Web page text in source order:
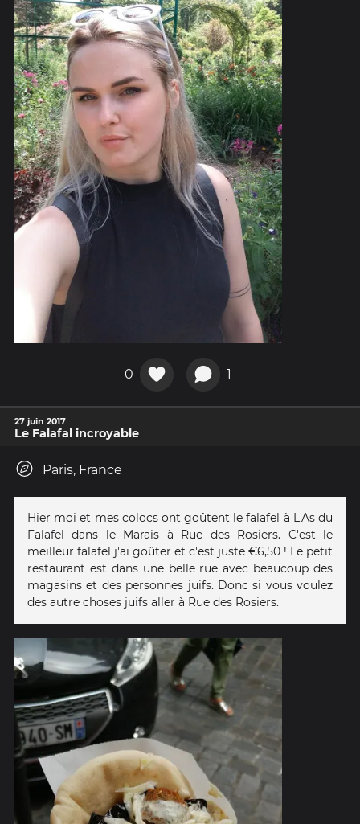
0 1
27 juin 2017
Le Falafal incroyable
Paris, France
Hier moi et mes colocs ont goûtent le falafel à L'As du
Falafel dans le Marais à Rue des Rosiers. C'est le
meilleur falafel j'ai goûter et c'est juste €6,50 ! Le petit
restaurant est dans une belle rue avec beaucoup des
magasins et des personnes juifs. Donc si vous voulez
des autre choses juifs aller à Rue des Rosiers.